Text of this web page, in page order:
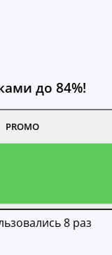
до 84%!
PROMO
8 раз